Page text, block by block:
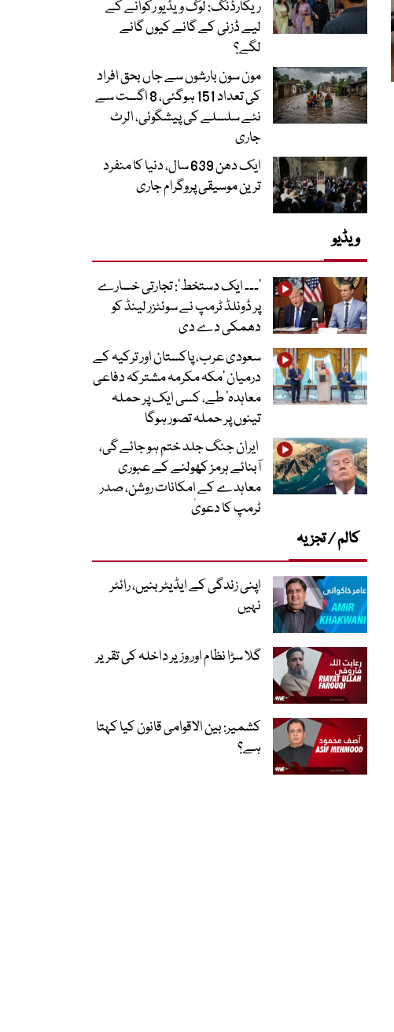
ریکارڈنگ: لوگ ویڈیو رکوانے کے
لیے ڈزنی کے گانے کیوں گانے
لگے؟
مون سون بارشوں سے جاں بحق افراد
کی تعداد 151 ہوگئی، 8 اگست سے
نئے سلسلے کی پیشگوئی، الرٹ
جاری
ایک دھن 639 سال، دنیا کا منفرد
ترین موسیقی پروگرام جاری
ویڈیو
’۔۔۔ ایک دستخط‘: تجارتی خسارے
پر ڈونلڈ ٹرمپ نے سوئٹزر لینڈ کو
دھمکی دے دی
سعودی عرب، پاکستان اور ترکیہ کے
درمیان ’مکہ مکرمہ مشترکہ دفاعی
معاہدہ‘ طے، کسی ایک پر حملہ
تینوں پر حملہ تصور ہوگا
ایران جنگ جلد ختم ہو جائے گی،
آبنائے ہرمز کھولنے کے عبوری
معاہدے کے امکانات روشن، صدر
ٹرمپ کا دعویٰ
کالم / تجزیہ
اپنی زندگی کے ایڈیٹر بنیں، رائٹر
نہیں
گلا سڑا نظام اور وزیر داخلہ کی تقریر
کشمیر: بین الاقوامی قانون کیا کہتا
ہے؟